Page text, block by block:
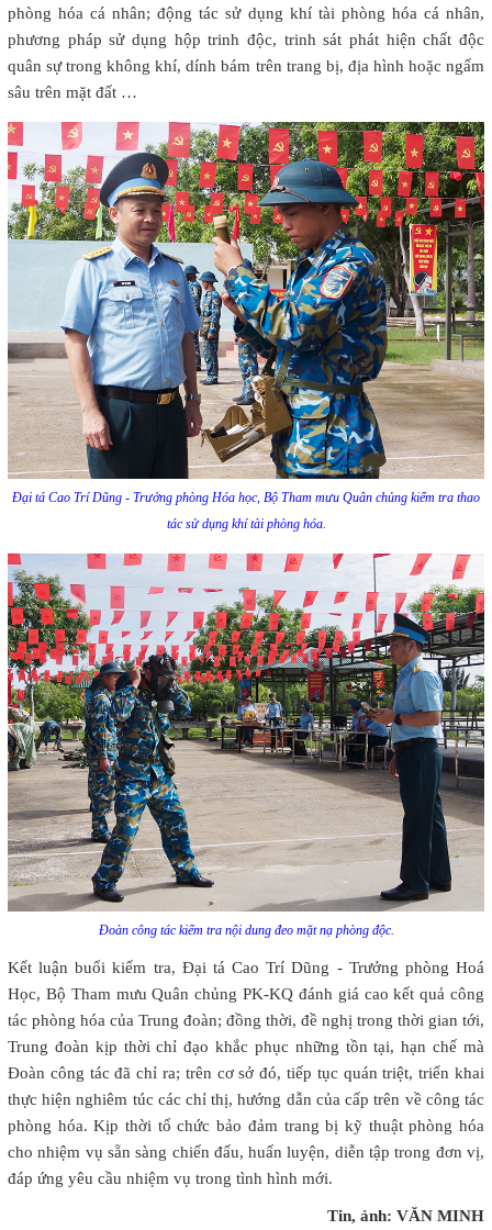
phòng hóa cá nhân; động tác sử dụng khí tài phòng hóa cá nhân,
phương pháp sử dụng hộp trinh độc, trinh sát phát hiện chất độc
quân sự trong không khí, dính bám trên trang bị, địa hình hoặc ngấm
sâu trên mặt đất …
Đại tá Cao Trí Dũng - Trưởng phòng Hóa học, Bộ Tham mưu Quân chủng kiểm tra thao
tác sử dụng khí tài phòng hóa.
Đoàn công tác kiểm tra nội dung đeo mặt nạ phòng độc.
Kết luận buổi kiểm tra, Đại tá Cao Trí Dũng - Trưởng phòng Hoá
Học, Bộ Tham mưu Quân chủng PK-KQ đánh giá cao kết quả công
tác phòng hóa của Trung đoàn; đồng thời, đề nghị trong thời gian tới,
Trung đoàn kịp thời chỉ đạo khắc phục những tồn tại, hạn chế mà
Đoàn công tác đã chỉ ra; trên cơ sở đó, tiếp tục quán triệt, triển khai
thực hiện nghiêm túc các chỉ thị, hướng dẫn của cấp trên về công tác
phòng hóa. Kịp thời tổ chức bảo đảm trang bị kỹ thuật phòng hóa
cho nhiệm vụ sẵn sàng chiến đấu, huấn luyện, diễn tập trong đơn vị,
đáp ứng yêu cầu nhiệm vụ trong tình hình mới.
Tin, ảnh: VĂN MINH